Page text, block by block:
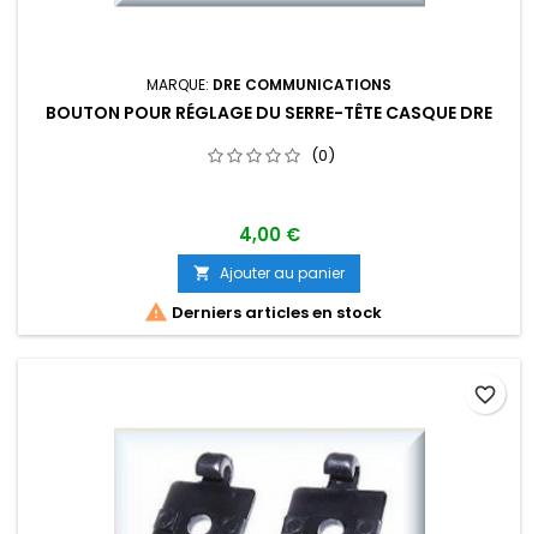
MARQUE: DRE COMMUNICATIONS
BOUTON POUR RÉGLAGE DU SERRE-TÊTE CASQUE DRE
(0)
4,00 €
 Ajouter au panier
 Derniers articles en stock
favorite_border